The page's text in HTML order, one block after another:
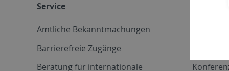
Service
Amtliche Bekanntmachungen
Barrierefreie Zugänge
Beratung für internationale